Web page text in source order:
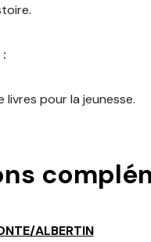
pour la jeunesse.
ALBERTIN